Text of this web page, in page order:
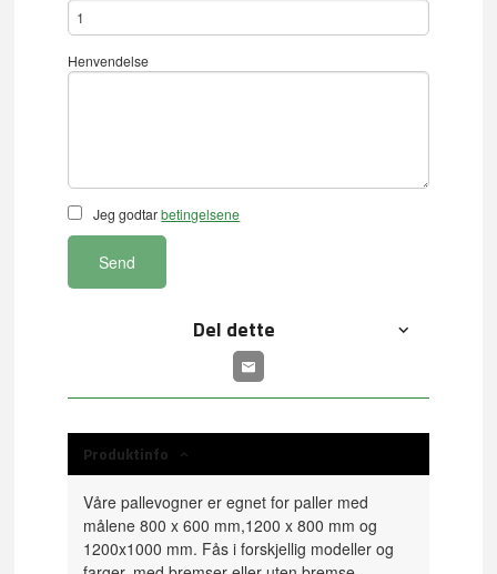
Henvendelse
Jeg godtarbetingelsene
Send
Del dette
Produktinfo
Våre pallevogner er egnet for paller med
målene 800 x 600 mm,1200 x 800 mm og
1200x1000 mm. Fås i forskjellig modeller og